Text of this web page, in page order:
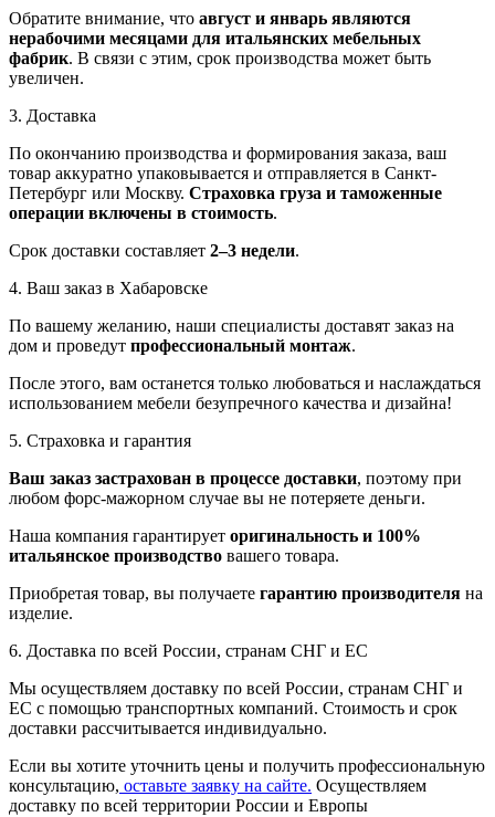
Обратите внимание, что август и январь являются
нерабочими месяцами для итальянских мебельных
фабрик. В связи с этим, срок производства может быть
увеличен.
3. Доставка
По окончанию производства и формирования заказа, ваш
товар аккуратно упаковывается и отправляется в Санкт-
Петербург или Москву. Страховка груза и таможенные
операции включены в стоимость.
Срок доставки составляет 2–3 недели.
4. Ваш заказ в Хабаровске
По вашему желанию, наши специалисты доставят заказ на
дом и проведут профессиональный монтаж.
После этого, вам останется только любоваться и наслаждаться
использованием мебели безупречного качества и дизайна!
5. Страховка и гарантия
Ваш заказ застрахован в процессе доставки, поэтому при
любом форс-мажорном случае вы не потеряете деньги.
Наша компания гарантирует оригинальность и 100%
итальянское производство вашего товара.
Приобретая товар, вы получаете гарантию производителя на
изделие.
6. Доставка по всей России, странам СНГ и ЕС
Мы осуществляем доставку по всей России, странам СНГ и
ЕС с помощью транспортных компаний. Стоимость и срок
доставки рассчитывается индивидуально.
Если вы хотите уточнить цены и получить профессиональную
консультацию, оставьте заявку на сайте. Осуществляем
доставку по всей территории России и Европы